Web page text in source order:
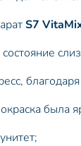
S7
была